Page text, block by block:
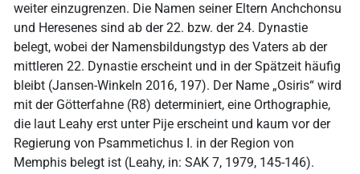
weiter einzugrenzen. Die Namen seiner Eltern Anchchonsu
und Heresenes sind ab der 22. bzw. der 24. Dynastie
belegt, wobei der Namensbildungstyp des Vaters ab der
mittleren 22. Dynastie erscheint und in der Spätzeit häufig
bleibt (Jansen-Winkeln 2016, 197). Der Name „Osiris“ wird
mit der Götterfahne (R8) determiniert, eine Orthographie,
die laut Leahy erst unter Pije erscheint und kaum vor der
Regierung von Psammetichus I. in der Region von
Memphis belegt ist (Leahy, in: SAK 7, 1979, 145-146).